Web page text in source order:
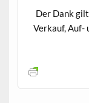
Der Dank
Verkauf, Auf-